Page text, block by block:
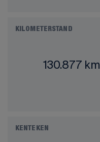
KILOMETERSTAND
130.877 km
KENTEKEN